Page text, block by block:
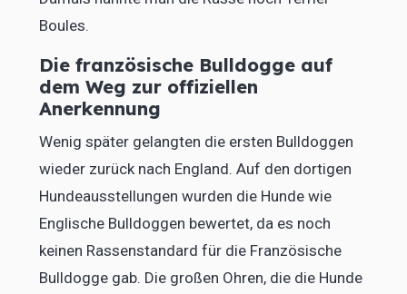
Boules.
Die französische Bulldogge auf
dem Weg zur offiziellen
Anerkennung
Wenig später gelangten die ersten Bulldoggen
wieder zurück nach England. Auf den dortigen
Hundeausstellungen wurden die Hunde wie
Englische Bulldoggen bewertet, da es noch
keinen Rassenstandard für die Französische
Bulldogge gab. Die großen Ohren, die die Hunde